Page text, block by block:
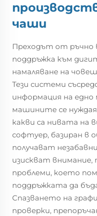
чаши
Преходът от ръчно
поддръжка към
намаляване на
Тези системи
информация на
машините се
какви са нивата на
софтуер, базиран в
получават
изискват внимание,
проблеми, което
поддръжката да
Спазването на
проверки,